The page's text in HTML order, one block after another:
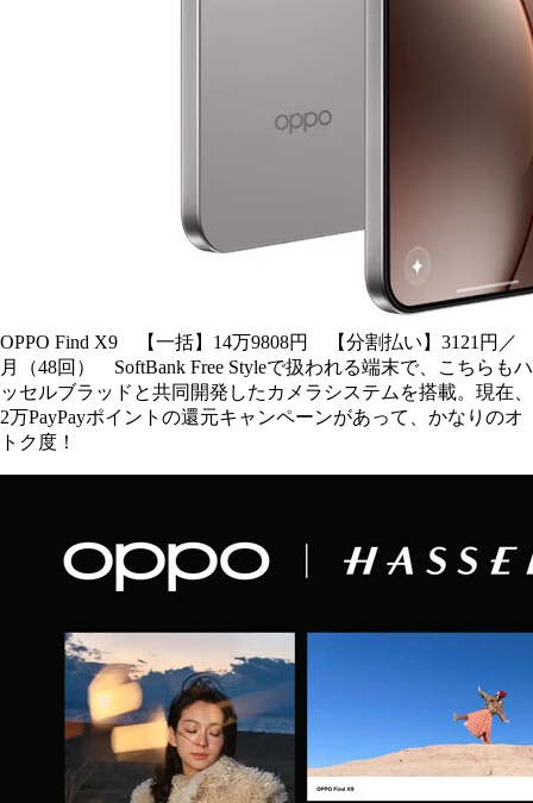
OPPO Find X9 【一括】14万9808円 【分割払い】3121円／
月（48回） SoftBank Free Styleで扱われる端末で、こちらもハ
ッセルブラッドと共同開発したカメラシステムを搭載。現在、
2万PayPayポイントの還元キャンペーンがあって、かなりのオ
トク度！